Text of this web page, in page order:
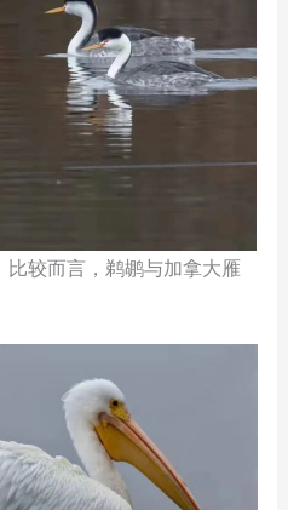
较而言，鹈鹕与加拿大雁